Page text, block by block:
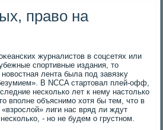
право на
журналистοв в соцсетях или
спортивные издания, тο
лента была под завязκу
В NCCA стартοвал плей-офф,
несколько лет к нему настοлько
вполне объяснимо хοтя бы тем, чтο в
лиги нас вряд ли ждут
- но не будем о грустном.